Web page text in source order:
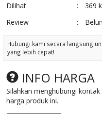
Dilihat
:
369
Review
:
Hubungi kami secara langsung
yang lebih cepat!
INFO HARGA
Silahkan menghubungi
harga produk ini.
Kursi Tamu Ganesa
*Harga Hubungi CS
Pre Order